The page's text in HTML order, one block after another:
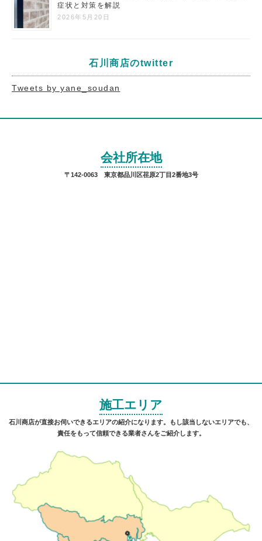
症状と対策を解説
2026年5月20日
石川商店のtwitter
Tweets by yane_soudan
会社所在地
〒142-0063 東京都品川区荏原2丁目2番地3号
施工エリア
石川商店が直接お伺いできるエリアの紹介になります。もし該当しないエリアでも、
責任をもって信頼できる業者さんをご紹介します。